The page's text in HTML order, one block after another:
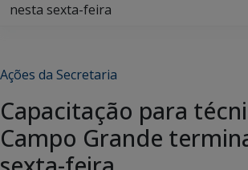
nesta sexta-feira
Ações da Secretaria
Capacitação para
Campo Grande